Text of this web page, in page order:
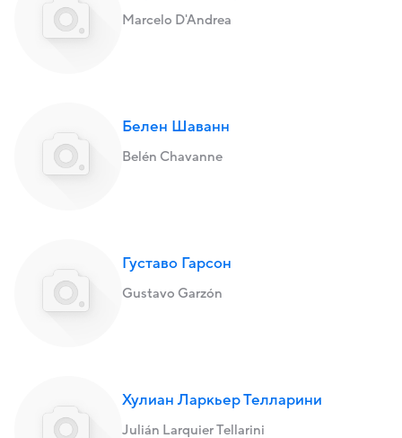
Marcelo D'Andrea
Белен Шаванн
Belén Chavanne
Густаво Гарсон
Gustavo Garzón
Хулиан Ларкьер Телларини
Julián Larquier Tellarini